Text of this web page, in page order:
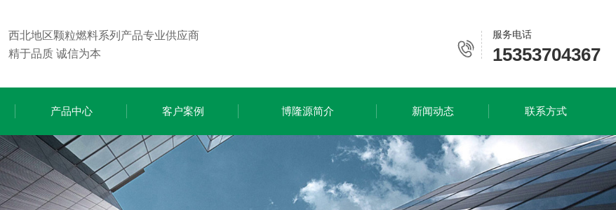
西北地区颗粒燃料系列产品专业供应商
精于品质 诚信为本
服务电话
15353704367
产品中心 客户案例 博隆源简介 新闻动态 联系方式